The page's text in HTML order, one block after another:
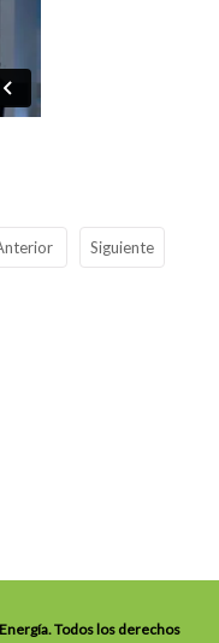
Siguiente
Todos los derechos